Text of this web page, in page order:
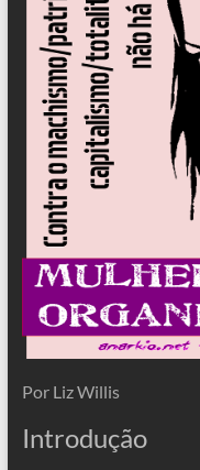
Por Liz Willis
Introdução